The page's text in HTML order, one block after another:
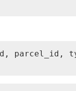
cid, parcel_id,